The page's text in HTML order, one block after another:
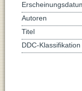
Autoren
Titel
DDC-Klassifikation